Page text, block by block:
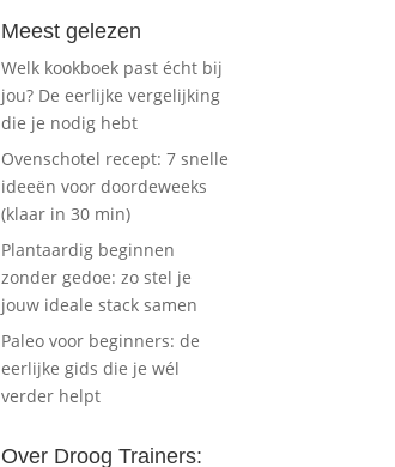
Meest gelezen
Welk kookboek past écht bij
jou? De eerlijke vergelijking
die je nodig hebt
Ovenschotel recept: 7 snelle
ideeën voor doordeweeks
(klaar in 30 min)
Plantaardig beginnen
zonder gedoe: zo stel je
jouw ideale stack samen
Paleo voor beginners: de
eerlijke gids die je wél
verder helpt
Over Droog Trainers: